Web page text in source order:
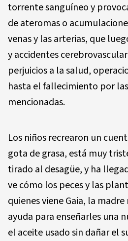
torrente sanguíneo y
de ateromas o
venas y las arterias, que
y accidentes
perjuicios a la salud,
hasta el fallecimiento por
mencionadas.
Los niños recrearon un
gota de grasa, está muy
tirado al desagüe, y ha
ve cómo los peces y las
quienes viene Gaia, la
ayuda para enseñarles una
el aceite usado sin dañar el